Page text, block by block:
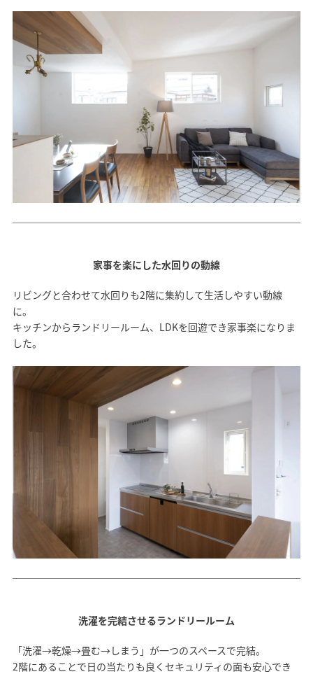
SAWAMURA不動産
家事を楽にした水回りの動線
リビングと合わせて水回りも2階に集約して生活しやすい動線
に。
キッチンからランドリールーム、LDKを回遊でき家事楽になりま
した。
洗濯を完結させるランドリールーム
「洗濯→乾燥→畳む→しまう」が一つのスペースで完結。
2階にあることで日の当たりも良くセキュリティの面も安心でき